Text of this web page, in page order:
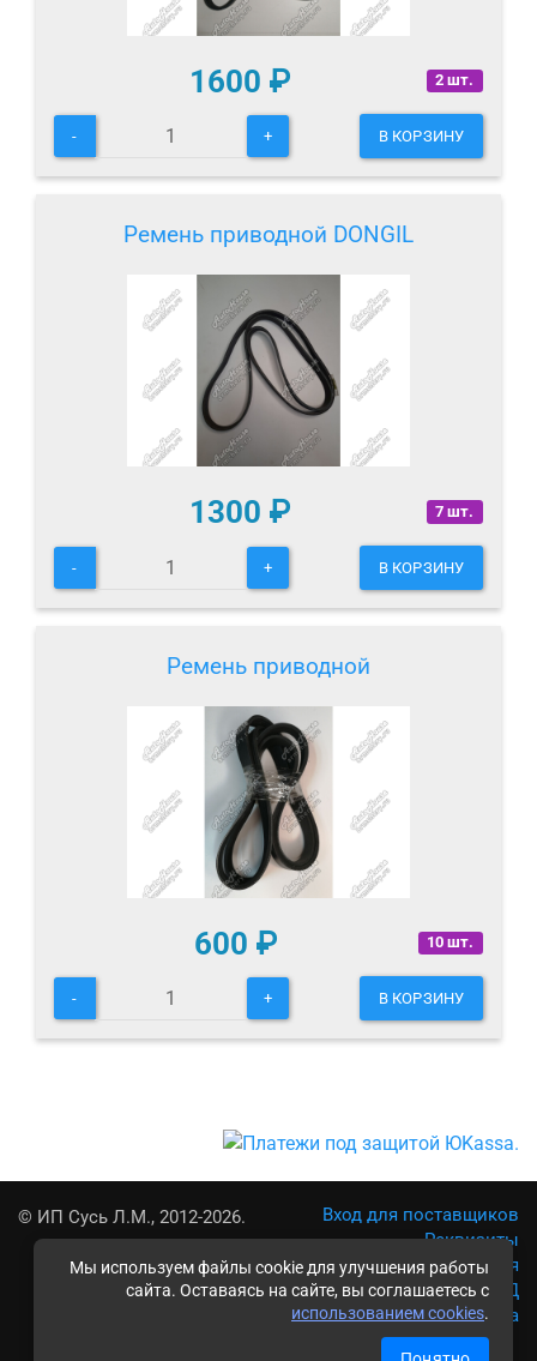
Мы используем файлы cookie для улучшения работы
сайта. Оставаясь на сайте, вы соглашаетесь с
использованием cookies.
2 шт.
1600 ₽
- + В КОРЗИНУ
Ремень приводной DONGIL
7 шт.
1300 ₽
- + В КОРЗИНУ
Ремень приводной
10 шт.
600 ₽
- + В КОРЗИНУ
© ИП Сусь Л.М., 2012-2026.
Вход для поставщиков
Реквизиты
Условия использования
Политика обработки ПД
Карта сайта